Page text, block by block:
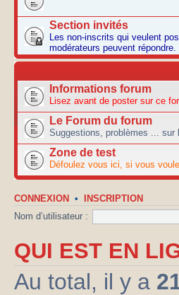
Section invités
Les non-inscrits qui veulent
modérateurs peuvent répondre.
Informations forum
Lisez avant de poster sur ce
Le Forum du forum
Suggestions, problèmes ... sur
Zone de test
Défoulez vous ici, si vous
CONNEXION • INSCRIPTION
Nom d’utilisateur :
QUI EST EN
Au total, il y a